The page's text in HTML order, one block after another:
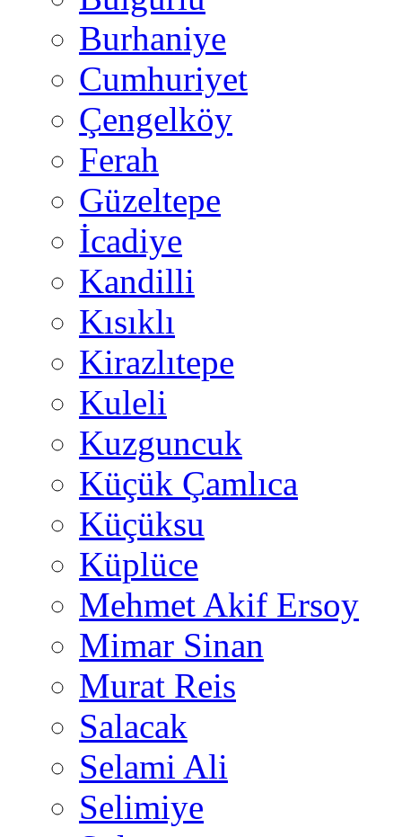
Burhaniye
Cumhuriyet
Çengelköy
Ferah
Güzeltepe
İcadiye
Kandilli
Kısıklı
Kirazlıtepe
Kuleli
Kuzguncuk
Küçük Çamlıca
Küçüksu
Küplüce
Mehmet Akif Ersoy
Mimar Sinan
Murat Reis
Salacak
Selami Ali
Selimiye